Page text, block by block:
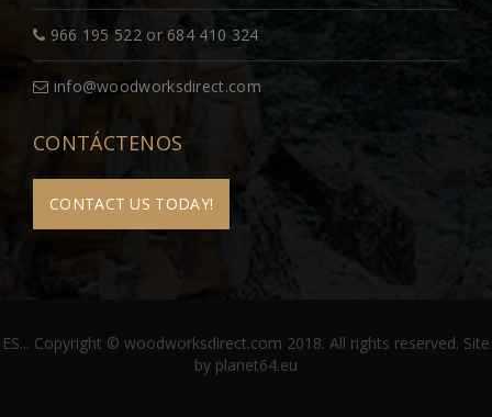
966 195 522 or 684 410 324
info@woodworksdirect.com
CONTÁCTENOS
CONTACT US TODAY!
ES... Copyright © woodworksdirect.com 2018. All rights reserved. Site
by planet64.eu